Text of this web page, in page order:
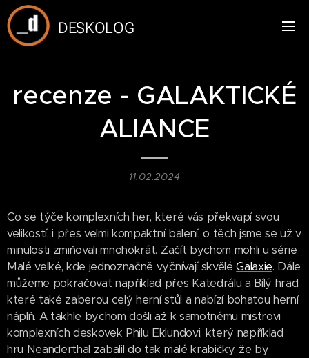
DESKOLOG
recenze - GALAKTICKÉ
ALIANCE
11.02.2024
Co se týče komplexních her, které vás překvapí svou
velikostí, i přes velmi kompaktní balení, o těch jsme se už v
minulosti zmiňovali mnohokrát. Začít bychom mohli u série
Malé velké, kde jednoznačně vyčnívají skvěléGalaxie. Dále
můžeme pokračovat například přes Katedrálu a Bílý hrad,
které také zaberou celý herní stůl a nabízí bohatou herní
náplň. A takhle bychom došli až k samotnému mistrovi
komplexních deskovek Philu Eklundovi, který například
hru Neanderthal zabalil do tak malé krabičky, že by